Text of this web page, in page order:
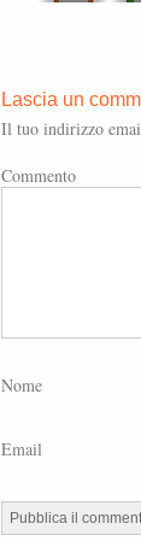
Lascia un
Il tuo indirizzo
Commento
Nome
Email